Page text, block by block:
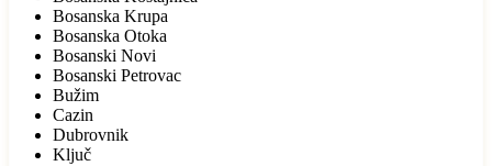
Bosanska Krupa
Bosanska Otoka
Bosanski Novi
Bosanski Petrovac
Bužim
Cazin
Dubrovnik
Ključ